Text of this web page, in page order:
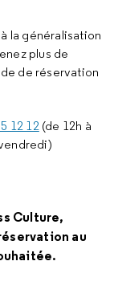
la généralisation
plus de
de réservation
12 12(de 12h à
Culture,
au